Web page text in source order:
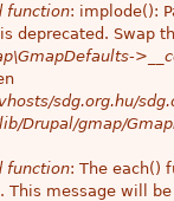
function: implode():
deprecated. Swap
sdg.org.hu/
Drupal/gmap/
function: The each()
This message will